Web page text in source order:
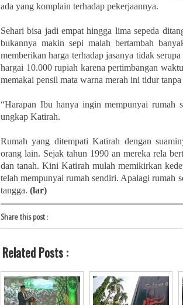
ada yang komplain terhadap pekerjaannya.
Sehari bisa jadi empat hingga lima sepeda
bukannya makin sepi malah bertambah
memberikan harga terhadap jasanya tidak
hargai 10.000 rupiah karena pertimbangan
memakai pensil mata warna merah ini tidur
“Harapan Ibu hanya ingin mempunyai rumah
ungkap Katirah.
Rumah yang ditempati Katirah dengan
orang lain. Sejak tahun 1990 an mereka rela
dan tanah. Kini Katirah mulah memikirkan
telah mempunyai rumah sendiri. Apalagi rumah
tangga. (lar)
Share this post:
Related Posts :